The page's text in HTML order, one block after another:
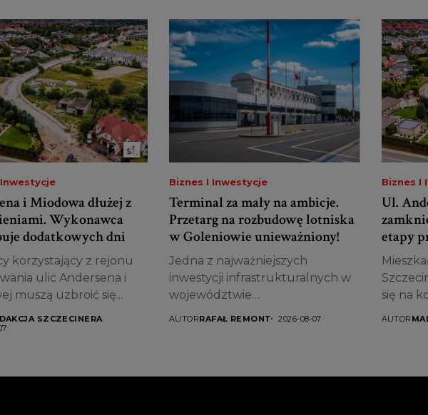
i Miodowa dłużej z
Wykonawca
dodatkowych dni
korzystający z rejonu
ulic Andersena i
muszą uzbroić się...
SZCZECINERA
Biznes I Inwestycje
Terminal za mały na ambicje.
Przetarg na rozbudowę lotniska
w Goleniowie unieważniony!
Jedna z najważniejszych
inwestycji infrastrukturalnych w
województwie
AUTORRAFAŁ REMONT 2026-08-07
Biznes I
Ul.
etapy
się na
AUTOR